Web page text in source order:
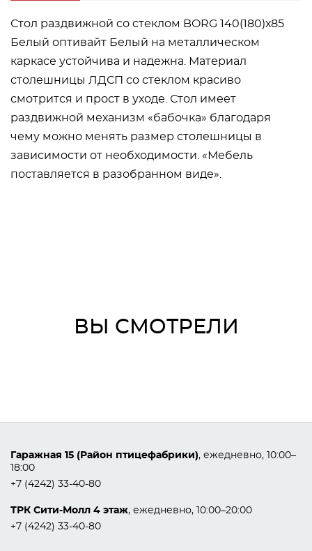
Стол раздвижной со стеклом BORG 140(180)х85
Белый оптивайт Белый на металлическом
каркасе устойчива и надежна. Материал
столешницы ЛДСП со стеклом красиво
смотрится и прост в уходе. Стол имеет
раздвижной механизм «бабочка» благодаря
чему можно менять размер столешницы в
зависимости от необходимости. «Мебель
поставляется в разобранном виде».
ВЫ СМОТРЕЛИ
Гаражная 15 (Район птицефабрики), ежедневно, 10:00–
18:00
+7 (4242) 33-40-80
ТРК Сити-Молл 4 этаж, ежедневно, 10:00–20:00
+7 (4242) 33-40-80